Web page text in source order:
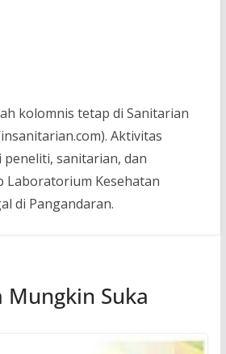
kolomnis tetap di Sanitarian
Aktivitas
peneliti, sanitarian, dan
Laboratorium Kesehatan
di Pangandaran.
Mungkin Suka